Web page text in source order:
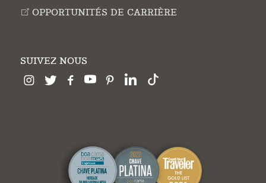
OPPORTUNITÉS DE CARRIÈRE
SUIVEZ NOUS